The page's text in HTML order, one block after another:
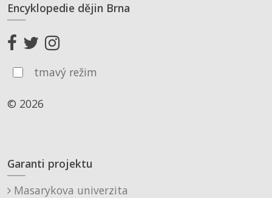
Encyklopedie dějin Brna
tmavý režim
© 2026
Garanti projektu
Masarykova univerzita